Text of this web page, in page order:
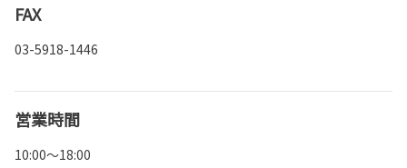
FAX
03-5918-1446
営業時間
10:00～18:00